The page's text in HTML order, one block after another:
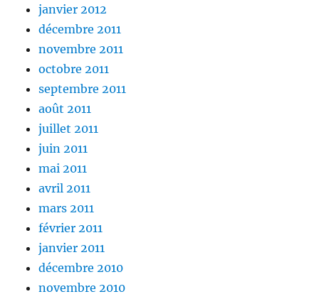
janvier 2012
décembre 2011
novembre 2011
octobre 2011
septembre 2011
août 2011
juillet 2011
juin 2011
mai 2011
avril 2011
mars 2011
février 2011
janvier 2011
décembre 2010
novembre 2010